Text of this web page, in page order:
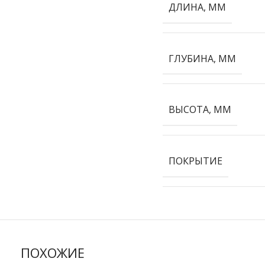
ДЛИНА, ММ
ГЛУБИНА, ММ
ВЫСОТА, ММ
ПОКРЫТИЕ
ПОХОЖИЕ